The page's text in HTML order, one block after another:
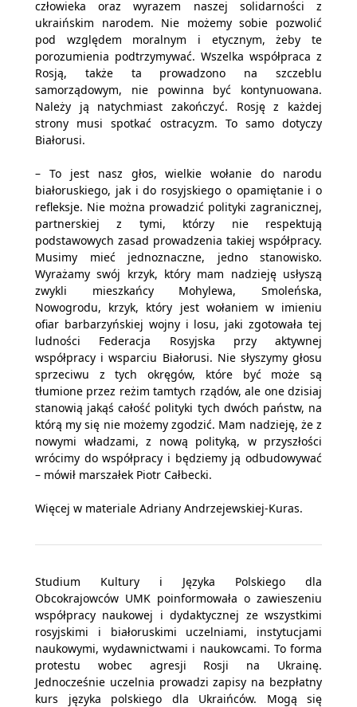
człowieka oraz wyrazem naszej solidarności z
ukraińskim narodem. Nie możemy sobie pozwolić
pod względem moralnym i etycznym, żeby te
porozumienia podtrzymywać. Wszelka współpraca z
Rosją, także ta prowadzono na szczeblu
samorządowym, nie powinna być kontynuowana.
Należy ją natychmiast zakończyć. Rosję z każdej
strony musi spotkać ostracyzm. To samo dotyczy
Białorusi.
– To jest nasz głos, wielkie wołanie do narodu
białoruskiego, jak i do rosyjskiego o opamiętanie i o
refleksje. Nie można prowadzić polityki zagranicznej,
partnerskiej z tymi, którzy nie respektują
podstawowych zasad prowadzenia takiej współpracy.
Musimy mieć jednoznaczne, jedno stanowisko.
Wyrażamy swój krzyk, który mam nadzieję usłyszą
zwykli mieszkańcy Mohylewa, Smoleńska,
Nowogrodu, krzyk, który jest wołaniem w imieniu
ofiar barbarzyńskiej wojny i losu, jaki zgotowała tej
ludności Federacja Rosyjska przy aktywnej
współpracy i wsparciu Białorusi. Nie słyszymy głosu
sprzeciwu z tych okręgów, które być może są
tłumione przez reżim tamtych rządów, ale one dzisiaj
stanowią jakąś całość polityki tych dwóch państw, na
którą my się nie możemy zgodzić. Mam nadzieję, że z
nowymi władzami, z nową polityką, w przyszłości
wrócimy do współpracy i będziemy ją odbudowywać
– mówił marszałek Piotr Całbecki.
Więcej w materiale Adriany Andrzejewskiej-Kuras.
Studium Kultury i Języka Polskiego dla
Obcokrajowców UMK poinformowała o zawieszeniu
współpracy naukowej i dydaktycznej ze wszystkimi
rosyjskimi i białoruskimi uczelniami, instytucjami
naukowymi, wydawnictwami i naukowcami. To forma
protestu wobec agresji Rosji na Ukrainę.
Jednocześnie uczelnia prowadzi zapisy na bezpłatny
kurs języka polskiego dla Ukraińców. Mogą się